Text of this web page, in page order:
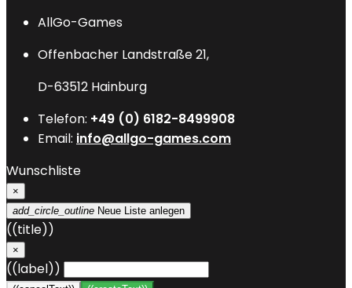
AllGo-Games
Offenbacher Landstraße 21,
D-63512 Hainburg
Telefon: +49 (0) 6182-8499908
Email: info@allgo-games.com
Wunschliste
×
add_circle_outline Neue Liste anlegen
((title))
×
((label))